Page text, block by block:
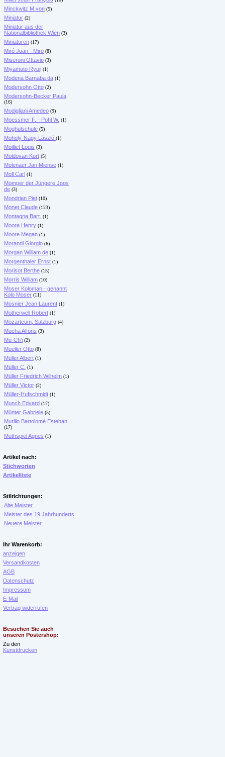
Minckwitz M.von (5)
Miniatur (2)
Miniatur aus der
Nationalbibliothek Wien (3)
Miniaturen (17)
Miró Joan - Miro (8)
Miseroni Ottavio (3)
Miyamoto Ryuji (1)
Modena Barnaba da (1)
Modersohn Otto (2)
Modersohn-Becker Paula
(16)
Modigliani Amedeo (9)
Moessmer F. - Pohl W. (1)
Moghulschule (5)
Moholy-Nagy László (1)
Moilliet Louis (3)
Moldovan Kurt (5)
Molenaer Jan Miense (1)
Moll Carl (1)
Momper der Jüngere Joos
de (3)
Mondrian Piet (10)
Monet Claude (123)
Montagna Bart. (1)
Moore Henry (1)
Moore Megan (1)
Morandi Giorgio (6)
Morgan William de (1)
Morgenthaler Ernst (1)
Morisot Berthe (15)
Morris William (10)
Moser Koloman - genannt
Kolo Moser (11)
Mosnier Jean Laurent (1)
Motherwell Robert (1)
Mozarteum, Salzburg (4)
Mucha Alfons (3)
Mu-Ch'i (2)
Mueller Otto (8)
Müller Albert (1)
Müller C. (1)
Müller Friedrich Wilhelm (1)
Müller Victor (2)
Müller-Hufschmidt (1)
Munch Edvard (17)
Münter Gabriele (5)
Murillo Bartolomé Esteban
(17)
Muthspiel Agnes (1)
Artikel nach:
Stichworten
Artikelliste
Stilrichtungen:
Alte Meister
Meister des 19.Jahrhunderts
Neuere Meister
Ihr Warenkorb:
anzeigen
Versandkosten
AGB
Datenschutz
Impressum
E-Mail
Vertrag widerrufen
Besuchen Sie auch
unseren Postershop:
Zu den
Kunstdrucken